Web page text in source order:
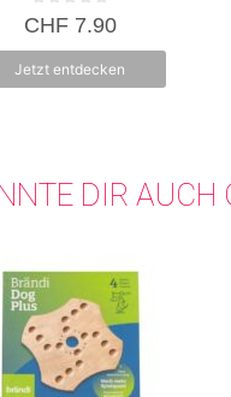
0
v
5
CHF7.90
Jetzt entdecken
DIR AUCH